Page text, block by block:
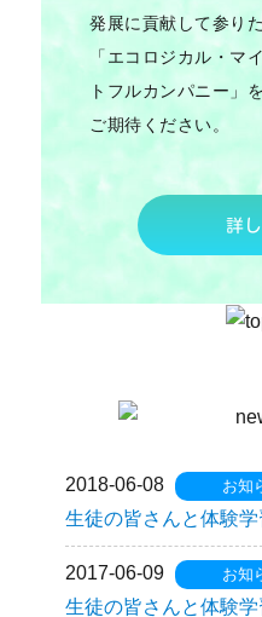
発展に貢献して参り
「エコロジカル・マ
トフルカンパニー」
ご期待ください。
詳
2018-06-08 お知
生徒の皆さんと体験学
2017-06-09 お知
生徒の皆さんと体験学